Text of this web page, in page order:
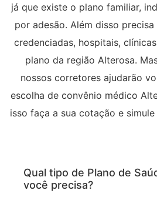
já que existe o plano familiar,
por adesão. Além disso
credenciadas, hospitais,
plano da região Alterosa.
nossos corretores ajudarão
escolha de convênio médico
isso faça a sua cotação e
Qual tipo de Plano de
você precisa?